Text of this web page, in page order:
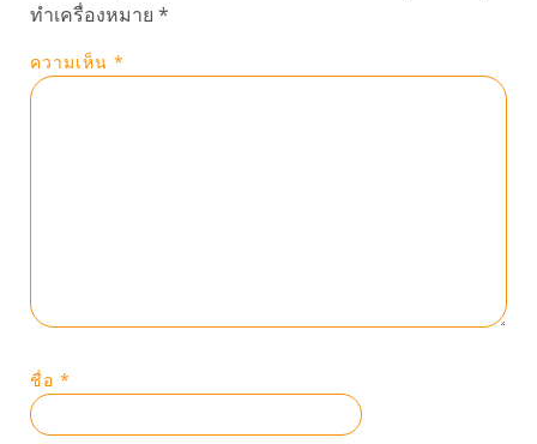
ทำเครื่องหมาย *
ความเห็น *
ชื่อ *